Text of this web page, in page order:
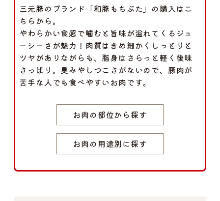
三元豚のブランド「和豚もちぶた」の購入はこ
ちらから。
やわらかい食感で噛むと旨味が溢れてくるジュ
ーシーさが魅力！肉質はきめ細かくしっとりと
ツヤがありながらも、脂身はさらっと軽く後味
さっぱり。臭みやしつこさがないので、豚肉が
苦手な人でも食べやすいお肉です。
お肉の部位から探す
お肉の用途別に探す